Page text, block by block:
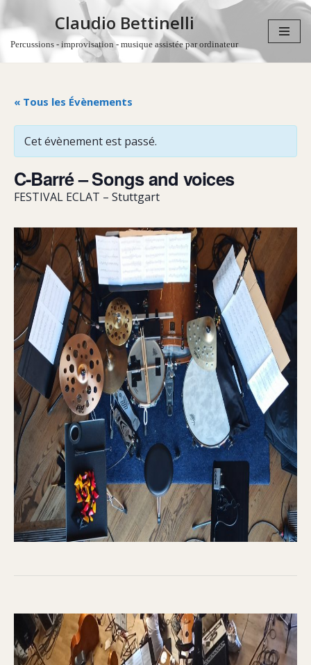
Aller
Claudio Bettinelli
Percussions - improvisation - musique assistée par ordinateur
« Tous les Évènements
Cet évènement est passé.
C-Barré – Songs and voices
FESTIVAL ECLAT – Stuttgart